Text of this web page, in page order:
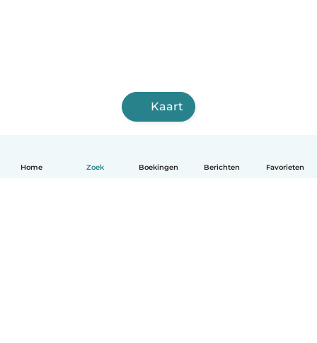
Home Zoek Boekingen Berichten Favorieten
Kaart